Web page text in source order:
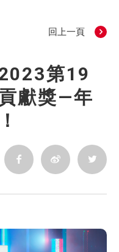
回上一頁
第19
獻獎—年